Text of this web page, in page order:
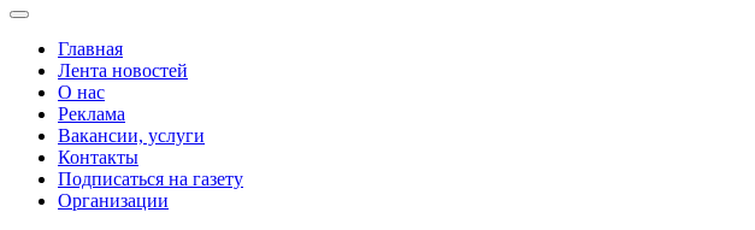
Главная
Лента новостей
О нас
Реклама
Вакансии, услуги
Контакты
Подписаться на газету
Организации